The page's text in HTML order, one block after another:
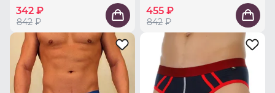
342 ₽
842 ₽
455 ₽
842 ₽